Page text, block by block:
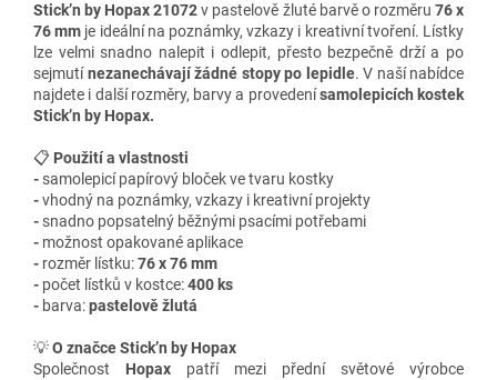
Stick’n by Hopax 21072v pastelově žluté barvě o rozměru 76 x
76 mm je ideální na poznámky, vzkazy i kreativní tvoření. Lístky
lze velmi snadno nalepit i odlepit, přesto bezpečně drží a po
sejmutínezanechávají žádné stopy po lepidle. V naší nabídce
najdete i další rozměry, barvy a provedenísamolepicích kostek
Stick’n by Hopax.
📋 Použití a vlastnosti
- samolepicí papírový bloček ve tvaru kostky
-vhodný na poznámky, vzkazy i kreativní projekty
- snadno popsatelný běžnými psacími potřebami
- možnost opakované aplikace
- rozměr lístku:76 x 76 mm
- počet lístků v kostce:400 ks
- barva:pastelově žlutá
💡O značce Stick’n by Hopax
Společnost Hopax patří mezi přední světové výrobce